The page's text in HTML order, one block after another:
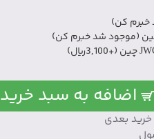
(+3,100ریال)
اضافه به سبد خرید
بعدی